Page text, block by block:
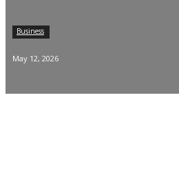
Business
May 12, 2026